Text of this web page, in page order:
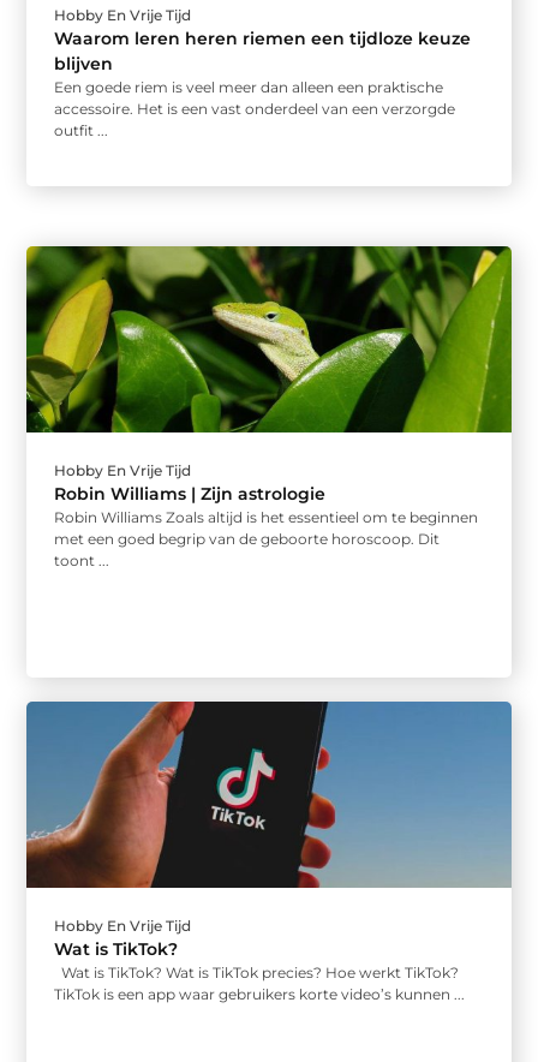
Hobby En Vrije Tijd
Waarom leren heren riemen een tijdloze keuze
blijven
Een goede riem is veel meer dan alleen een praktische
accessoire. Het is een vast onderdeel van een verzorgde
outfit ...
Hobby En Vrije Tijd
Robin Williams | Zijn astrologie
Robin Williams Zoals altijd is het essentieel om te beginnen
met een goed begrip van de geboorte horoscoop. Dit
toont ...
Hobby En Vrije Tijd
Wat is TikTok?
Wat is TikTok? Wat is TikTok precies? Hoe werkt TikTok?
TikTok is een app waar gebruikers korte video’s kunnen ...